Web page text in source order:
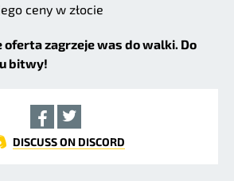
ceny w złocie
oferta zagrzeje was do walki. Do
bitwy!
DISCUSS ON DISCORD